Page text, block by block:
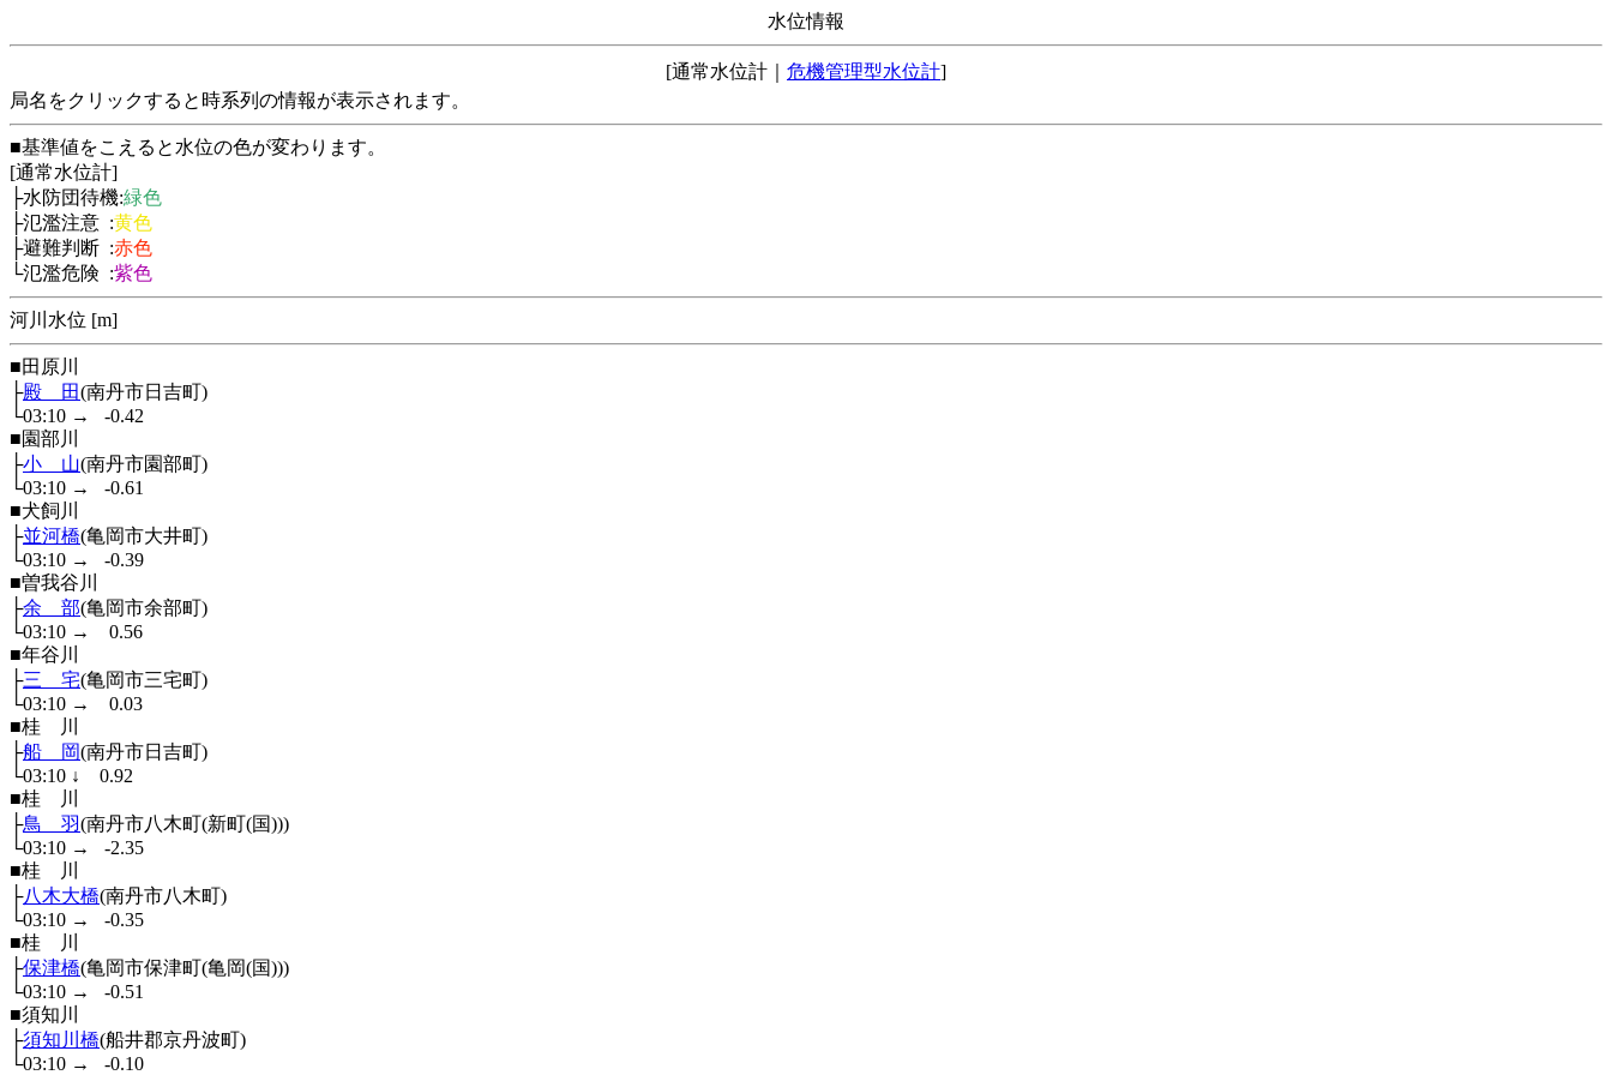
水位情報
[通常水位計｜ 危機管理型水位計]
局名をクリックすると時系列の情報が表示されます。
■基準値をこえると水位の色が変わります。
[通常水位計]
├水防団待機:緑色
├氾濫注意 :黄色
├避難判断 :赤色
└氾濫危険 :紫色
河川水位 [m]
■田原川
├殿 田(南丹市日吉町)
└03:10 →
-0.42
■園部川
├小 山(南丹市園部町)
└03:10 →
-0.61
■犬飼川
├並河橋(亀岡市大井町)
└03:10 →
-0.39
■曽我谷川
├余 部(亀岡市余部町)
└03:10 →
0.56
■年谷川
├三 宅(亀岡市三宅町)
└03:10 →
0.03
■桂 川
├船 岡(南丹市日吉町)
└03:10 ↓
0.92
■桂 川
├鳥 羽(南丹市八木町(新町(国)))
└03:10 →
-2.35
■桂 川
├八木大橋(南丹市八木町)
└03:10 →
-0.35
■桂 川
├保津橋(亀岡市保津町(亀岡(国)))
└03:10 →
-0.51
■須知川
├須知川橋(船井郡京丹波町)
└03:10 → -0.10